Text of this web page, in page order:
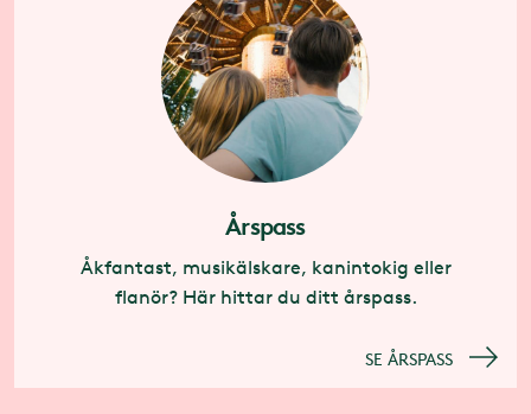
Årspass
Åkfantast, musikälskare, kanintokig eller
flanör? Här hittar du ditt årspass.
SE ÅRSPASS